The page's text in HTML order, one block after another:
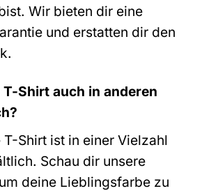
Wir bieten dir eine
und erstatten dir den
Shirt auch in anderen
Shirt ist in einer Vielzahl
Schau dir unsere
deine Lieblingsfarbe zu